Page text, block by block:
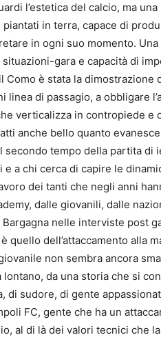
l’estetica del calcio, ma
in terra, capace di
in ogni suo momento.
gara e capacità di
Como è stata la dimostrazione
linea di passagio, a obbligare
verticalizza in contropiede
anche bello quanto
secondo tempo della partita di
e a chi cerca di capire le
dei tanti che negli anni
dalle giovanili, dalle
nelle interviste post
quello dell’attaccamento alla
non sembra ancora
da una storia che si
di sudore, di gente
FC, gente che ha un
al di là dei valori tecnici che